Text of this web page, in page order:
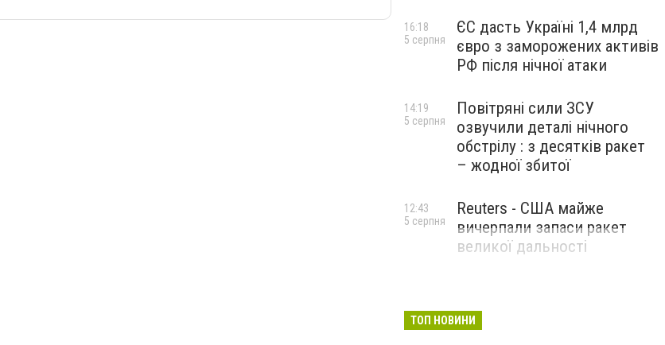
ЄС дасть Україні 1,4 млрд
євро з заморожених активів
РФ після нічної атаки
16:18
5 серпня
Повітряні сили ЗСУ
озвучили деталі нічного
обстрілу : з десятків ракет
– жодної збитої
14:19
5 серпня
Reuters - США майже
вичерпали запаси ракет
великої дальності
12:43
5 серпня
ТОП НОВИНИ